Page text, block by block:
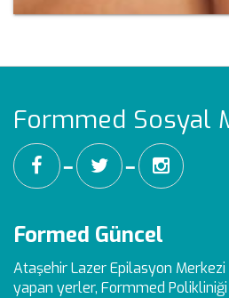
Formmed Sosyal
━ ━
Formed Güncel
Ataşehir Lazer Epilasyon Merkezi
yapan yerler, Formmed